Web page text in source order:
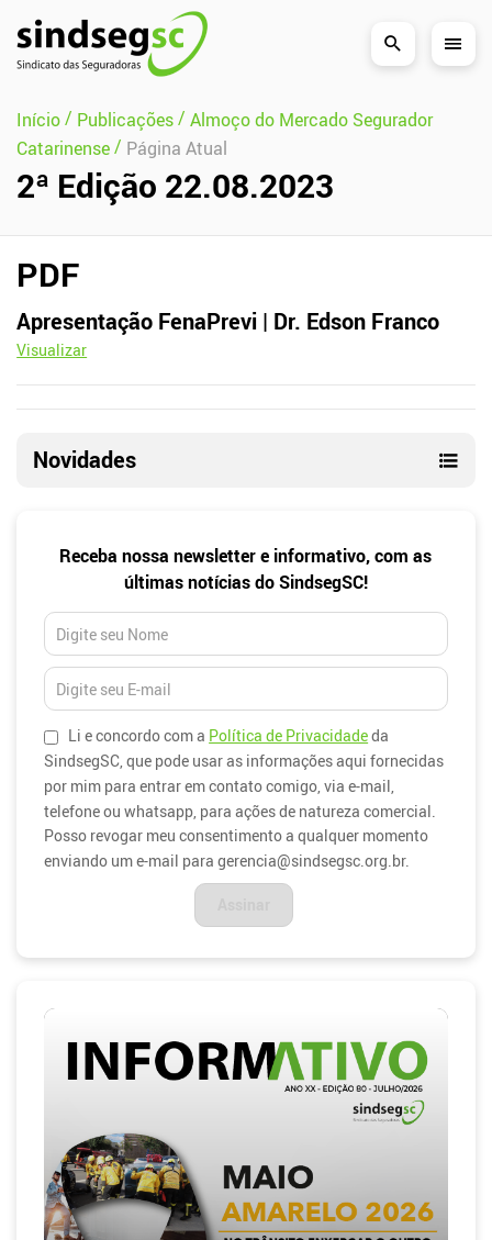
Pular Navegação (s)
Início/ Publicações/ Almoço do Mercado Segurador
Catarinense/ Página Atual
2ª Edição 22.08.2023
PDF
Apresentação FenaPrevi | Dr. Edson Franco
Visualizar
Novidades
Newsletter
Receba nossa newsletter e informativo, com as
últimas notícias do SindsegSC!
Li e concordo com a Política de Privacidadeda
SindsegSC, que pode usar as informações aqui fornecidas
por mim para entrar em contato comigo, via e-mail,
telefone ou whatsapp, para ações de natureza comercial.
Posso revogar meu consentimento a qualquer momento
enviando um e-mail para gerencia@sindsegsc.org.br.